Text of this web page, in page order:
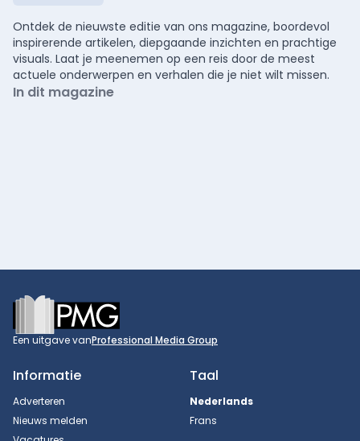
Ontdek de nieuwste editie van ons magazine, boordevol
inspirerende artikelen, diepgaande inzichten en prachtige
visuals. Laat je meenemen op een reis door de meest
actuele onderwerpen en verhalen die je niet wilt missen.
In dit magazine
Footer
Een uitgave vanProfessional Media Group
Informatie
Adverteren
Nieuws melden
Taal
Nederlands
Frans